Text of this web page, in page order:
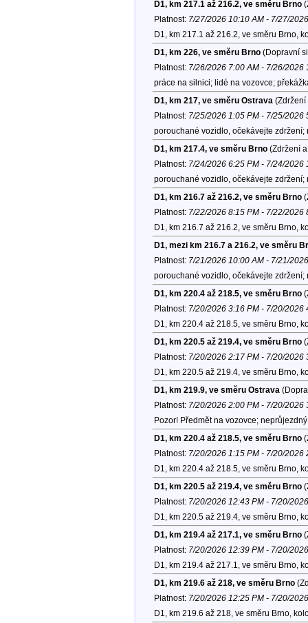
D1, km 217.1 až 216.2, ve směru Brno
Platnost: 7/27/2026 10:10 AM - 7/27/
D1, km 217.1 až 216.2, ve směru Brno,
D1, km 226, ve směru Brno(Dopravní
Platnost: 7/26/2026 7:00 AM - 7/26/2026
práce na silnici; lidé na vozovce;
D1, km 217, ve směru Ostrava (Zdržení
Platnost: 7/25/2026 1:05 PM - 7/25/2026
porouchané vozidlo, očekávejte
D1, km 217.4, ve směru Brno(Zdržení
Platnost: 7/24/2026 6:25 PM - 7/24/2026
porouchané vozidlo, očekávejte
D1, km 216.7 až 216.2, ve směru Brno
Platnost: 7/22/2026 8:15 PM - 7/22/2026
D1, km 216.7 až 216.2, ve směru Brno,
D1, mezi km 216.7 a 216.2, ve směru
Platnost: 7/21/2026 10:00 AM - 7/21/
porouchané vozidlo, očekávejte
D1, km 220.4 až 218.5, ve směru Brno
Platnost: 7/20/2026 3:16 PM - 7/20/2026
D1, km 220.4 až 218.5, ve směru Brno,
D1, km 220.5 až 219.4, ve směru Brno
Platnost: 7/20/2026 2:17 PM - 7/20/2026
D1, km 220.5 až 219.4, ve směru Brno,
D1, km 219.9, ve směru Ostrava
Platnost: 7/20/2026 2:00 PM - 7/20/2026
Pozor! Předmět na vozovce;
D1, km 220.4 až 218.5, ve směru Brno
Platnost: 7/20/2026 1:15 PM - 7/20/2026
D1, km 220.4 až 218.5, ve směru Brno,
D1, km 220.5 až 219.4, ve směru Brno
Platnost: 7/20/2026 12:43 PM - 7/20/
D1, km 220.5 až 219.4, ve směru Brno,
D1, km 219.4 až 217.1, ve směru Brno
Platnost: 7/20/2026 12:39 PM - 7/20/
D1, km 219.4 až 217.1, ve směru Brno,
D1, km 219.6 až 218, ve směru Brno
Platnost: 7/20/2026 12:25 PM - 7/20/
D1, km 219.6 až 218, ve směru Brno,